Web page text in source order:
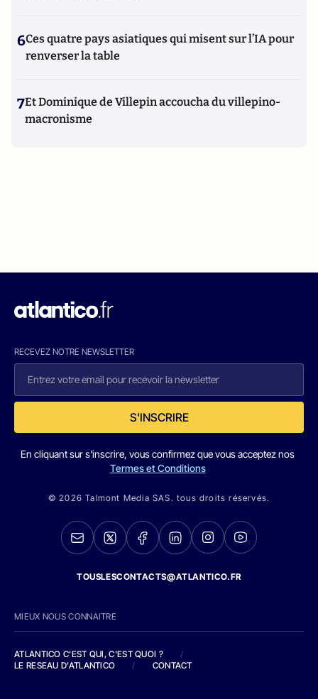
6Ces quatre pays asiatiques qui misent sur l’IA pour
renverser la table
7Et Dominique de Villepin accoucha du villepino-
macronisme
RECEVEZ NOTRE NEWSLETTER
S'INSCRIRE
En cliquant sur s'inscrire, vous confirmez que vous acceptez nos
Termes et Conditions
© 2026 Talmont Media SAS. tous droits réservés.
TOUSLESCONTACTS@ATLANTICO.FR
MIEUX NOUS CONNAITRE
ATLANTICO C'EST QUI, C'EST QUOI ?
/
LE RESEAU D'ATLANTICO
/ CONTACT